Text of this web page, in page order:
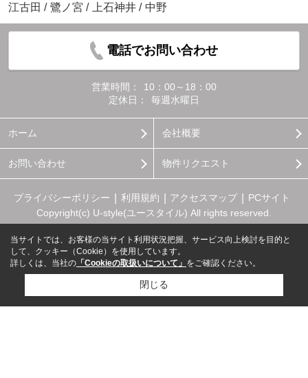
江古田 / 鷺ノ宮 / 上石神井 / 中野
電話でお問い合わせ
営業時間：
10：00～18：00
定休日：
毎週水曜日
ホーム 会社概要
お問い合わせ 物件リクエスト
プライバシーポリシー 利用規約 アクセスマップ
PCサイト
Copyright(c) U-style(ユースタイル) All rights reserved.
当サイトでは、お客様の当サイト利用状況把握、サービス向上検討を目的と
して、クッキー（Cookie）を使用しています。
詳しくは、当社の 「Cookieの取扱いについて」 をご確認ください。
閉じる